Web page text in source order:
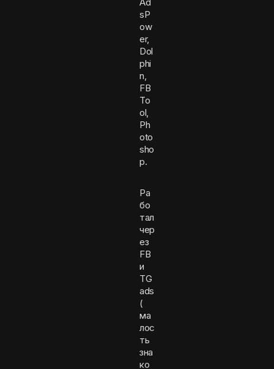
sP
ow
er,
Dol
phi
n,
FB
To
ol,
Ph
oto
sho
p.
Ра
бо
тал
чер
ез
FB
и
TG
ads
(
ма
лос
ть
зна
ко